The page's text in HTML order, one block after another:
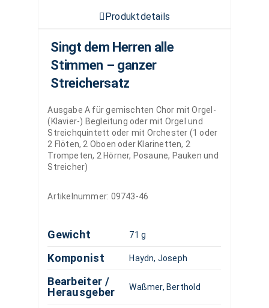
Produktdetails
Singt dem Herren alle
Stimmen – ganzer
Streichersatz
Ausgabe A für gemischten Chor mit Orgel-
(Klavier-) Begleitung oder mit Orgel und
Streichquintett oder mit Orchester (1 oder
2 Flöten, 2 Oboen oder Klarinetten, 2
Trompeten, 2 Hörner, Posaune, Pauken und
Streicher)
Artikelnummer: 09743-46
Gewicht 71 g
Komponist Haydn, Joseph
Bearbeiter /
Herausgeber
Waßmer, Berthold